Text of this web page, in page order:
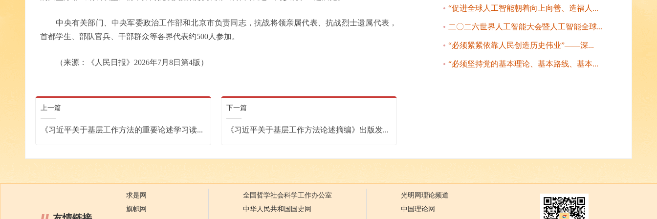
中央有关部门、中央军委政治工作部和北京市负责同志，抗战将领亲属代表、抗战烈士遗属代表，
首都学生、部队官兵、干部群众等各界代表约500人参加。
（来源：《人民日报》2026年7月8日第4版）
上一篇
《习近平关于基层工作方法的重要论述学习读...
下一篇
《习近平关于基层工作方法论述摘编》出版发...
“促进全球人工智能朝着向上向善、造福人...
二〇二六世界人工智能大会暨人工智能全球...
“必须紧紧依靠人民创造历史伟业”——深...
“必须坚持党的基本理论、基本路线、基本...
求是网
旗帜网
全国哲学社会科学工作办公室
中华人民共和国国史网
光明网理论频道
中国理论网